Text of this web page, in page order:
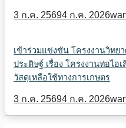
3 ก.ค. 25694 ก.ค. 2026
เข้าร่วมแข่งขัน โครงงานวิทย
ประดิษฐ์ เรื่อง โครงงานท่อไ
วัสดุเหลือใช้ทางการเกษตร
3 ก.ค. 25694 ก.ค. 2026